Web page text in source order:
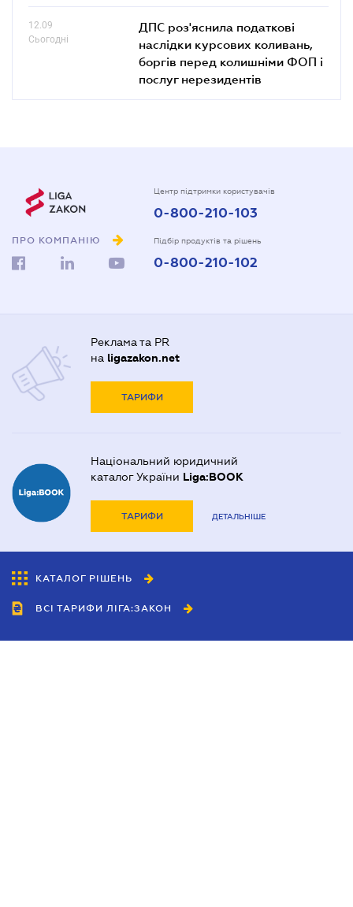
12.09
Сьогодні
ДПС роз'яснила податкові
наслідки курсових коливань,
боргів перед колишніми ФОП і
послуг нерезидентів
ПРО КОМПАНІЮ
Центр підтримки користувачів
0-800-210-103
Підбір продуктів та рішень
0-800-210-102
Реклама та PR
на ligazakon.net
ТАРИФИ
Національний юридичний
каталог України Liga:BOOK
ТАРИФИ ДЕТАЛЬНІШЕ
КАТАЛОГ РІШЕНЬ
ВСІ ТАРИФИ ЛІГА:ЗАКОН